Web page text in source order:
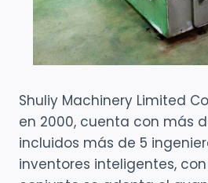
Shuliy Machinery Limited
en 2000, cuenta con más
incluidos más de 5
inventores inteligentes,